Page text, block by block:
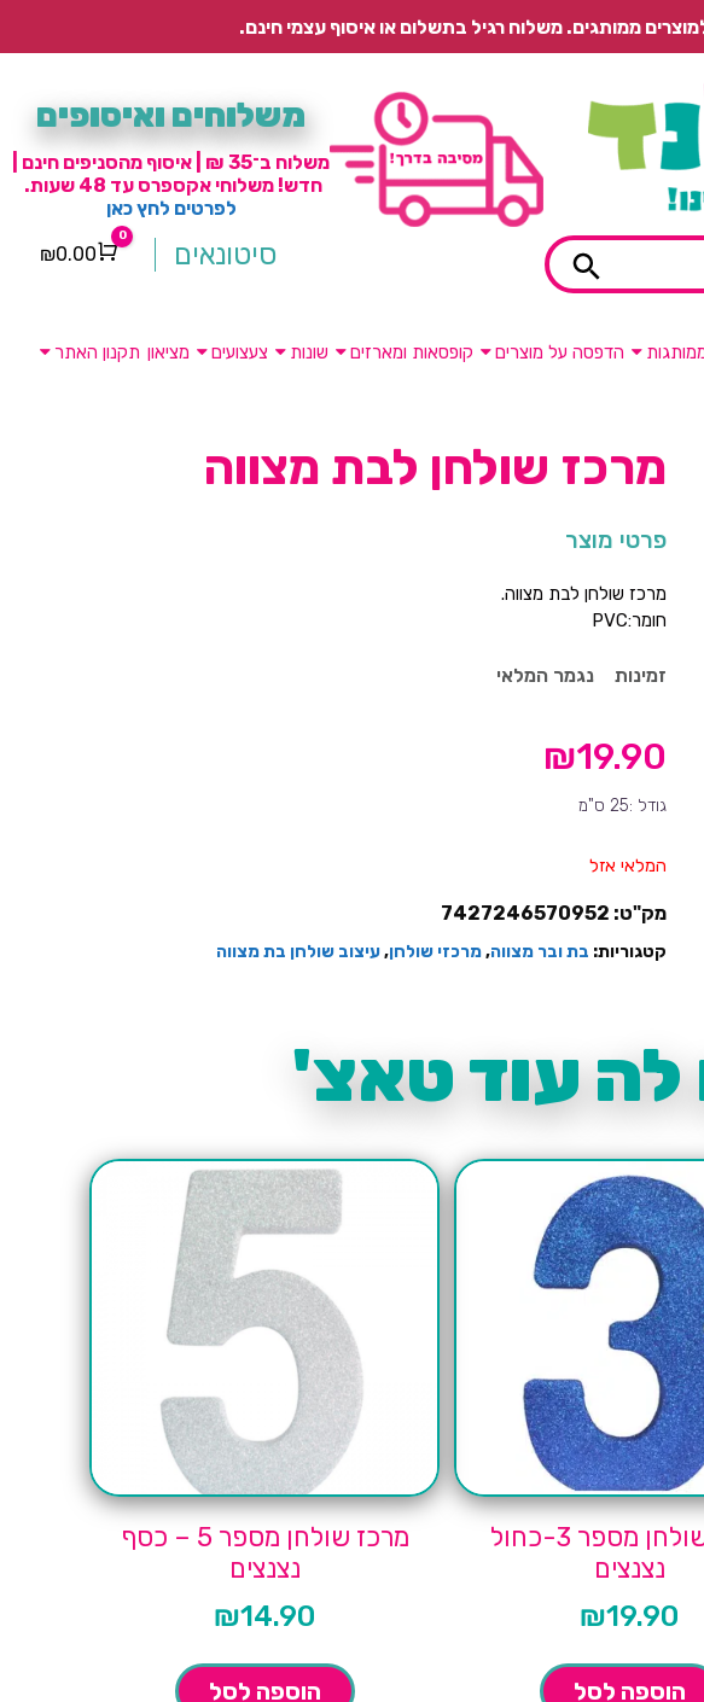
משלוחים ואיסופים
משלוח ב־35 ₪ | איסוף מהסניפים חינם |
חדש! משלוחי אקספרס עד 48 שעות.
לפרטים לחץ כאן
סיטונאים Cart
0
₪0.00
הדפסה על מוצרים קופסאות ומארזים שונות צעצועים מציאון תקנון האתר
מרכז שולחן לבת מצווה
פרטי מוצר
מרכז שולחן לבת מצווה.
חומר:PVC
זמינות נגמר המלאי
₪19.90
גודל :25 ס"מ
המלאי אזל
מק"ט: 7427246570952
קטגוריות: בת ובר מצווה,מרכזי שולחן,עיצוב שולחן בת מצווה
עוד טאצ'
מרכז שולחן מספר 3-כחול
נצנצים
₪19.90
הוספה לסל
מרכז שולחן מספר 5 – כסף
נצנצים
₪14.90
הוספה לסל